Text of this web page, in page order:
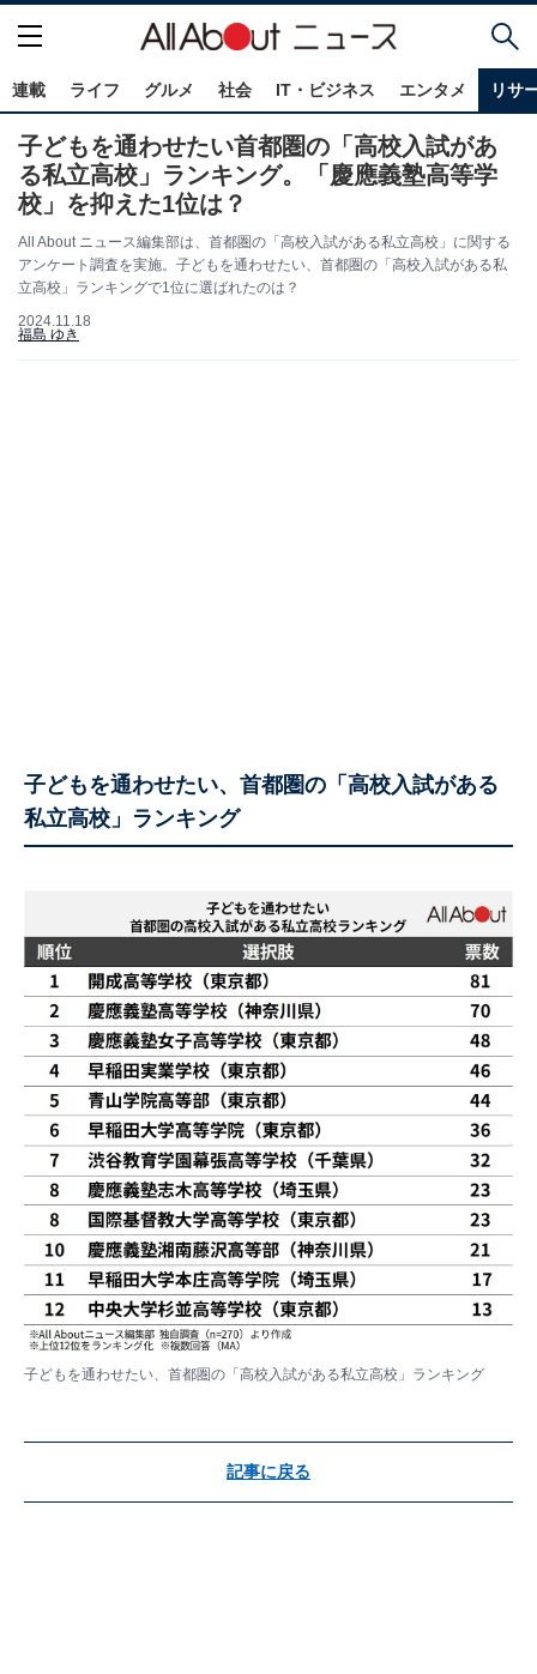
連載 ライフ グルメ 社会 IT・ビジネス エンタメ リサ
子どもを通わせたい首都圏の「高校入試があ
る私立高校」ランキング。「慶應義塾高等学
校」を抑えた1位は？
All About ニュース編集部は、首都圏の「高校入試がある私立高校」に関する
アンケート調査を実施。子どもを通わせたい、首都圏の「高校入試がある私
立高校」ランキングで1位に選ばれたのは？
2024.11.18
福島 ゆき
子どもを通わせたい、首都圏の「高校入試がある
私立高校」ランキング
子どもを通わせたい、首都圏の「高校入試がある私立高校」ランキング
記事に戻る